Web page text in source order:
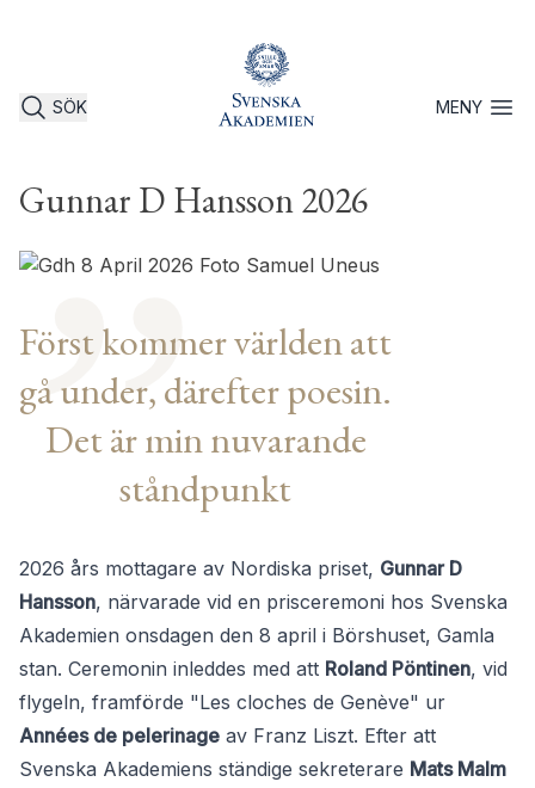
SÖK MENYÖppna
Gunnar D Hansson 2026
Först kommer världen att
gå under, därefter poesin.
Det är min nuvarande
ståndpunkt
2026 års mottagare av Nordiska priset, Gunnar D
Hansson, närvarade vid en prisceremoni hos Svenska
Akademien onsdagen den 8 april i Börshuset, Gamla
stan. Ceremonin inleddes med att Roland Pöntinen, vid
flygeln, framförde "Les cloches de Genève" ur
Années de pelerinage av Franz Liszt. Efter att
Svenska Akademiens ständige sekreterare Mats Malm